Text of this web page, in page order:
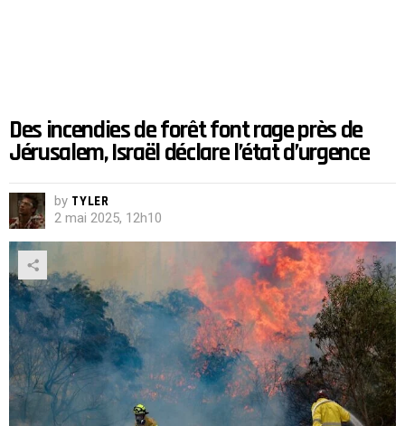
Des incendies de forêt font rage près de
Jérusalem, Israël déclare l’état d’urgence
by TYLER
2 mai 2025, 12h10